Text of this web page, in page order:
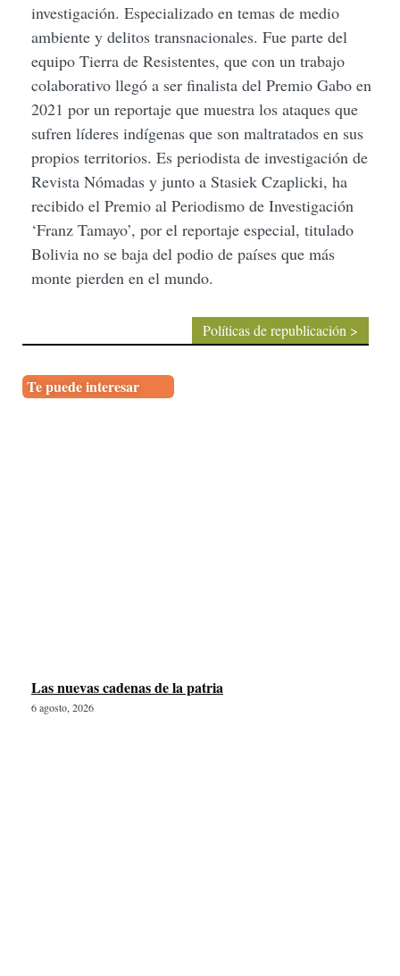
investigación. Especializado en temas de medio
ambiente y delitos transnacionales. Fue parte del
equipo Tierra de Resistentes, que con un trabajo
colaborativo llegó a ser finalista del Premio Gabo en
2021 por un reportaje que muestra los ataques que
sufren líderes indígenas que son maltratados en sus
propios territorios. Es periodista de investigación de
Revista Nómadas y junto a Stasiek Czaplicki, ha
recibido el Premio al Periodismo de Investigación
‘Franz Tamayo’, por el reportaje especial, titulado
Bolivia no se baja del podio de países que más
monte pierden en el mundo.
Políticas de republicación >
Te puede interesar
Las nuevas cadenas de la patria
6 agosto, 2026